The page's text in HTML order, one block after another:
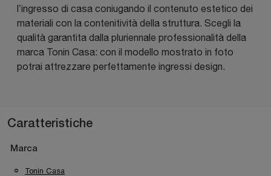
l’ingresso di casa coniugando il contenuto estetico dei
materiali con la contenitività della struttura. Scegli la
qualità garantita dalla pluriennale professionalità della
marca Tonin Casa: con il modello mostrato in foto
potrai attrezzare perfettamente ingressi design.
Caratteristiche
Marca
Tonin Casa